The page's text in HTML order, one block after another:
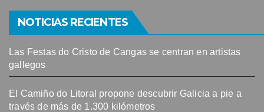
NOTICIAS RECIENTES
Las Festas do Cristo de Cangas se centran en artistas
gallegos
El Camiño do Litoral propone descubrir Galicia a pie a
través de más de 1.300 kilómetros